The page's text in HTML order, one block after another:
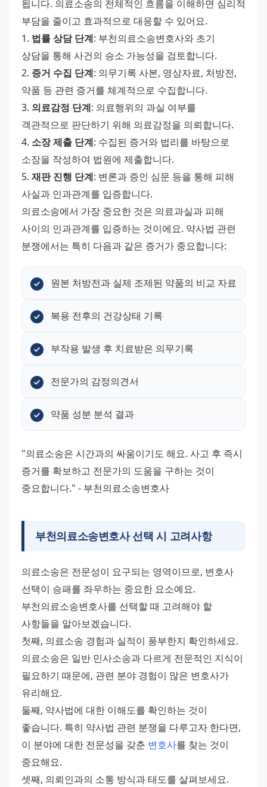
됩니다. 의료소송의 전체적인 흐름을 이해하면 심리적
부담을 줄이고 효과적으로 대응할 수 있어요.
1. 법률 상담 단계: 부천의료소송변호사와 초기
상담을 통해 사건의 승소 가능성을 검토합니다.
2. 증거 수집 단계: 의무기록 사본, 영상자료, 처방전,
약품 등 관련 증거를 체계적으로 수집합니다.
3. 의료감정 단계: 의료행위의 과실 여부를
객관적으로 판단하기 위해 의료감정을 의뢰합니다.
4. 소장 제출 단계: 수집된 증거와 법리를 바탕으로
소장을 작성하여 법원에 제출합니다.
5. 재판 진행 단계: 변론과 증인 심문 등을 통해 피해
사실과 인과관계를 입증합니다.
의료소송에서 가장 중요한 것은 의료과실과 피해
사이의 인과관계를 입증하는 것이에요. 약사법 관련
분쟁에서는 특히 다음과 같은 증거가 중요합니다:
원본 처방전과 실제 조제된 약품의 비교 자료
복용 전후의 건강상태 기록
부작용 발생 후 치료받은 의무기록
전문가의 감정의견서
약품 성분 분석 결과
"의료소송은 시간과의 싸움이기도 해요. 사고 후 즉시
증거를 확보하고 전문가의 도움을 구하는 것이
중요합니다." - 부천의료소송변호사
부천의료소송변호사 선택 시 고려사항
의료소송은 전문성이 요구되는 영역이므로, 변호사
선택이 승패를 좌우하는 중요한 요소예요.
부천의료소송변호사를 선택할 때 고려해야 할
사항들을 알아보겠습니다.
첫째, 의료소송 경험과 실적이 풍부한지 확인하세요.
의료소송은 일반 민사소송과 다르게 전문적인 지식이
필요하기 때문에, 관련 분야 경험이 많은 변호사가
유리해요.
둘째, 약사법에 대한 이해도를 확인하는 것이
좋습니다. 특히 약사법 관련 분쟁을 다루고자 한다면,
이 분야에 대한 전문성을 갖춘 변호사를 찾는 것이
중요해요.
셋째, 의뢰인과의 소통 방식과 태도를 살펴보세요.